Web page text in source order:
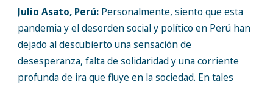
Julio Asato, Perú:Personalmente, siento que esta
pandemia y el desorden social y político en Perú han
dejado al descubierto una sensación de
desesperanza, falta de solidaridad y una corriente
profunda de ira que fluye en la sociedad. En tales